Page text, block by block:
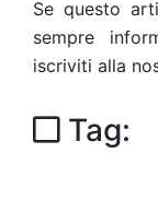
Se questo
sempre
iscriviti alla
Tag: